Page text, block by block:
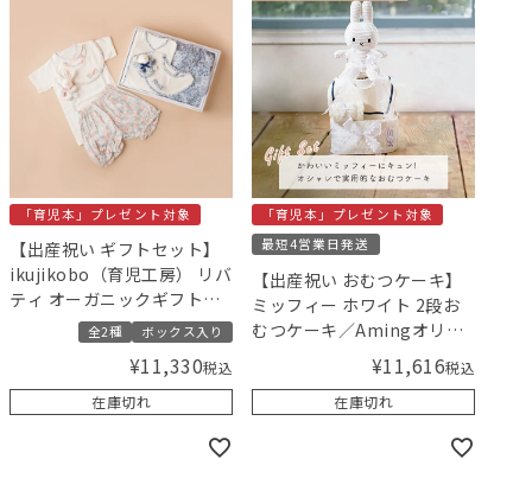
「育児本」プレゼント対象
【出産祝い ギフトセット】
ikujikobo（育児工房） リバ
ティ オーガニックギフト／
Amingオリジナルセット
全2種 ボックス入り
¥11,330税込
在庫切れ
「育児本」プレゼント対象
最短4営業日発送
【出産祝い おむつケーキ】
ミッフィー ホワイト 2段お
むつケーキ／Amingオリジ
¥11,616税込
在庫切れ